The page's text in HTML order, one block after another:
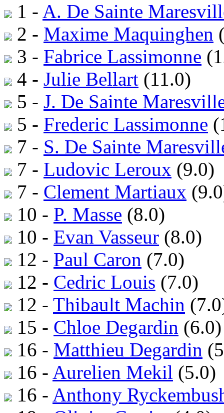
1 - A. De Sainte
2 - Maxime Maquinghen
3 - Fabrice Lassimonne
4 - Julie Bellart (11.0)
5 - J. De Sainte
5 - Frederic Lassimonne
7 - S. De Sainte
7 - Ludovic Leroux (9.0)
7 - Clement Martiaux
10 - P. Masse (8.0)
10 - Evan Vasseur (8.0)
12 - Paul Caron (7.0)
12 - Cedric Louis (7.0)
12 - Thibault Machin
15 - Chloe Degardin (6.0)
16 - Matthieu Degardin
16 - Aurelien Mekil (5.0)
16 - Anthony